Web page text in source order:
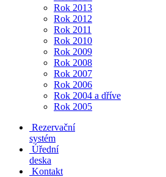
Rok 2013
Rok 2012
Rok 2011
Rok 2010
Rok 2009
Rok 2008
Rok 2007
Rok 2006
Rok 2004 a dříve
Rok 2005
Rezervační
systém
Úřední
deska
Kontakt